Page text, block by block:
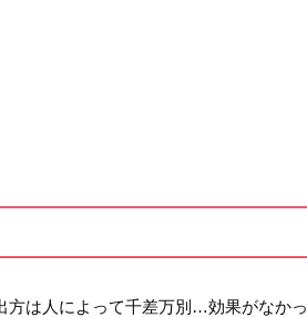
方は人によって千差万別…効果がなかっ